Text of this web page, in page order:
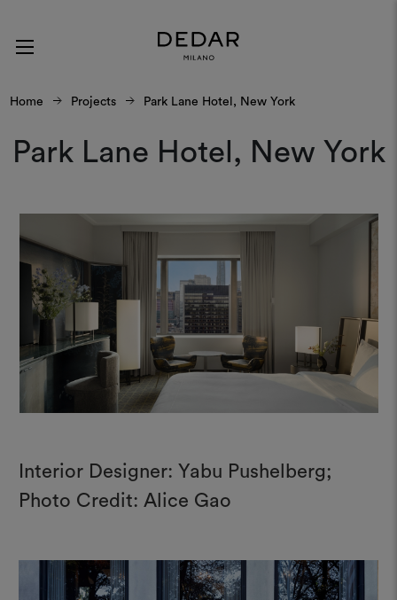
Home Projects Park Lane Hotel, New York
Park Lane Hotel, New York
Interior Designer: Yabu Pushelberg;
Photo Credit: Alice Gao